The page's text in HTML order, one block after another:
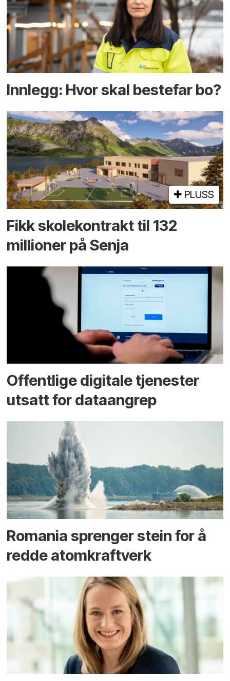
Innlegg: Hvor skal bestefar bo?
PLUSS
Fikk skole­kontrakt til 132
millioner på Senja
Offentlige digitale tjenester
utsatt for dataangrep
Romania sprenger stein for å
redde atomkraftverk